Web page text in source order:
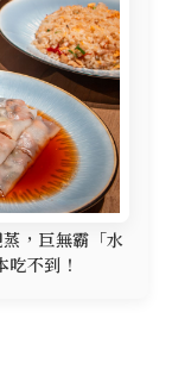
，巨無霸「水
不到！